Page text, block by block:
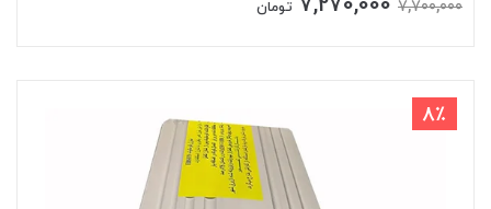
7,700,000 تومان
8٪